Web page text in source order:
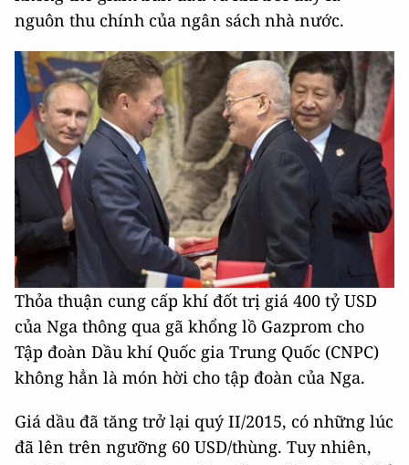
nguôn thu chính của ngân sách nhà nước.
Thỏa thuận cung cấp khí đốt trị giá 400 tỷ USD
của Nga thông qua gã khổng lồ Gazprom cho
Tập đoàn Dầu khí Quốc gia Trung Quốc (CNPC)
không hẳn là món hời cho tập đoàn của Nga.
Giá dầu đã tăng trở lại quý II/2015, có những lúc
đã lên trên ngưỡng 60 USD/thùng. Tuy nhiên,